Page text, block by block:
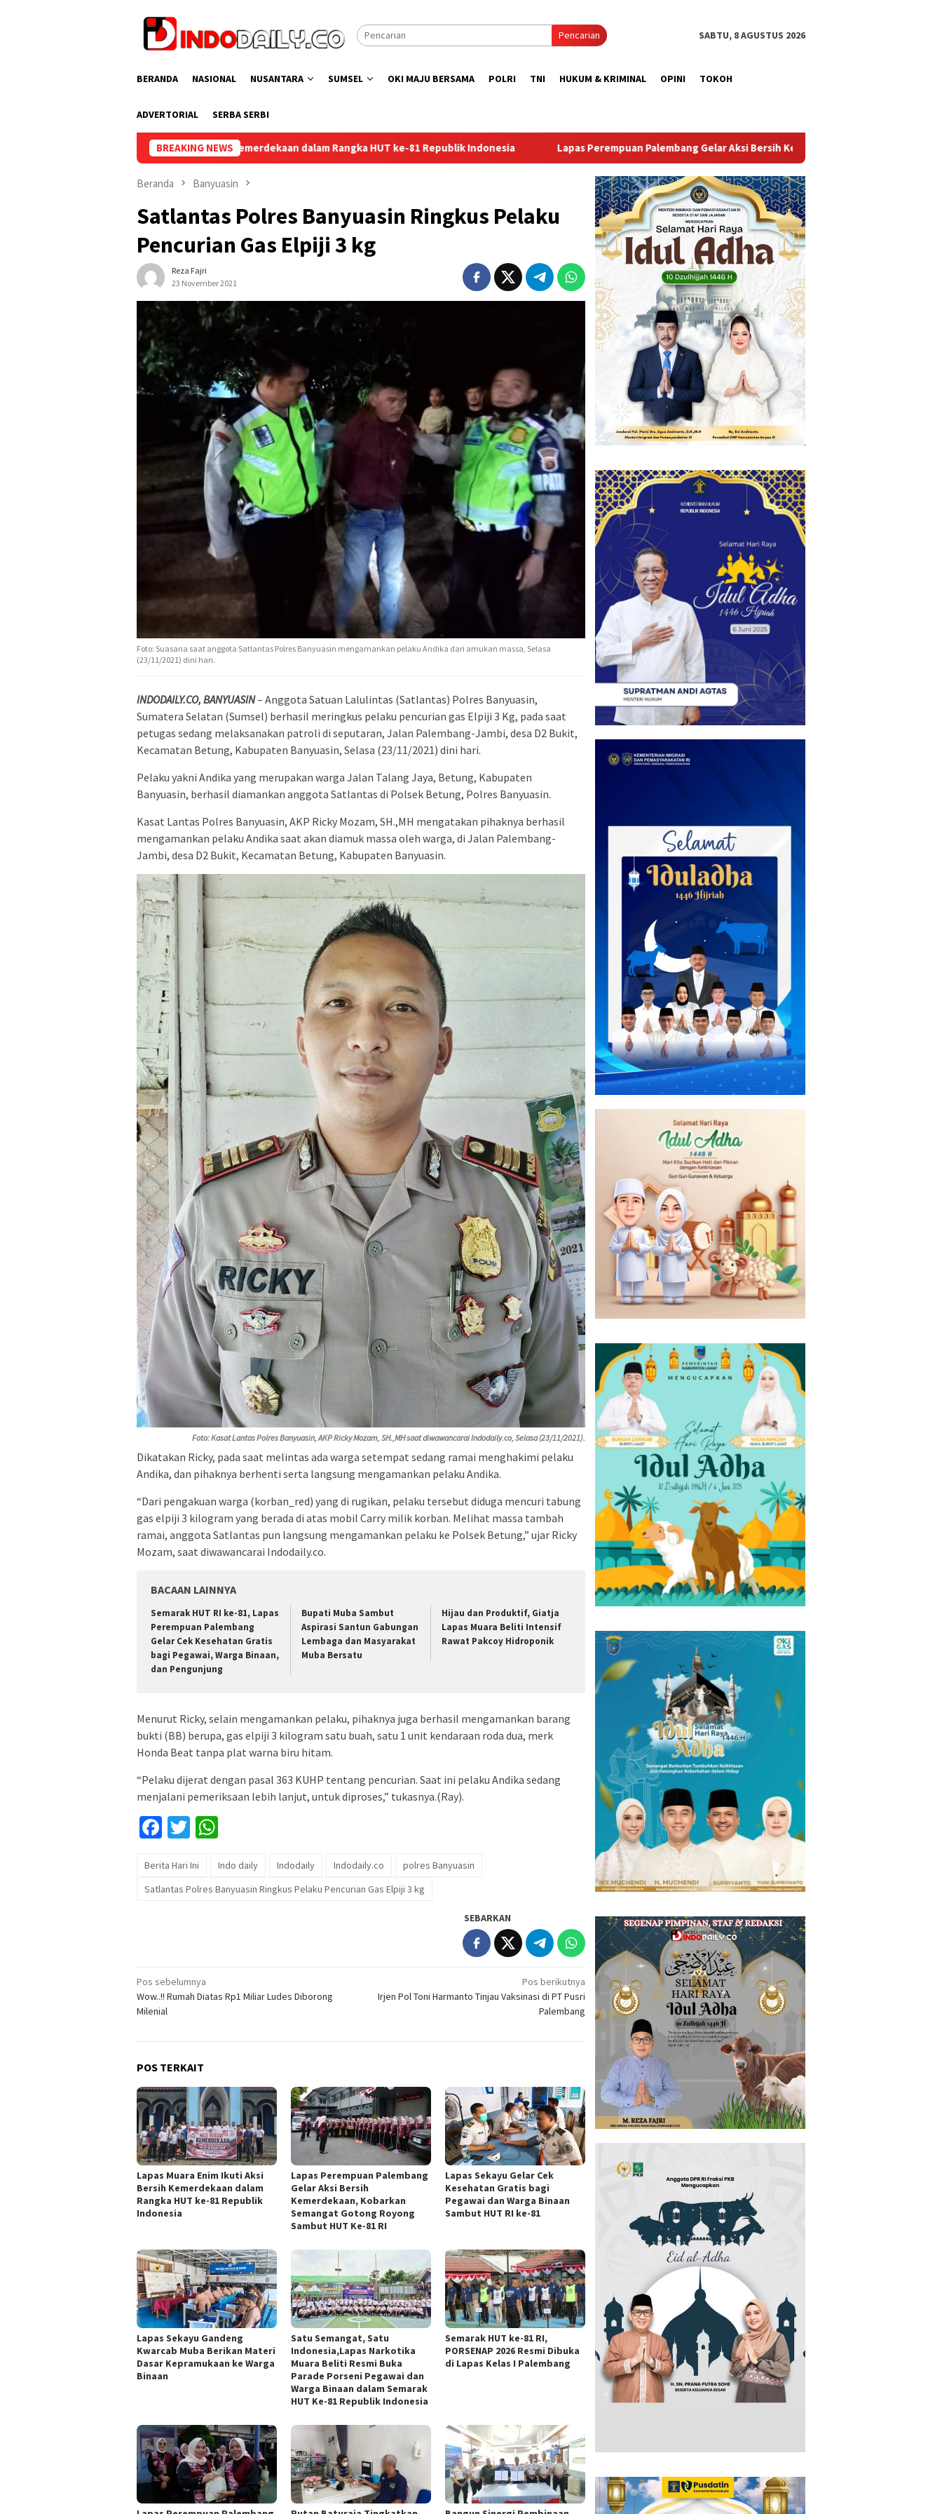
Pencarian SABTU, 8 AGUSTUS 2026
BERANDA NASIONAL NUSANTARA SUMSEL OKI MAJU BERSAMA POLRI TNI HUKUM & KRIMINAL OPINI TOKOH
ADVERTORIAL SERBA SERBI
BREAKING NEWS
Bersih Kemerdekaan dalam Rangka HUT ke-81 Republik Indonesia Lapas Perempuan Palembang Gelar Aksi Bersih Kemerdekaan, Kobarkan Semangat Gotong Royong Sambut HUT Ke-
Beranda Banyuasin
Satlantas Polres Banyuasin Ringkus Pelaku
Pencurian Gas Elpiji 3 kg
Reza Fajri
23 November 2021
Foto: Suasana saat anggota Satlantas Polres Banyuasin mengamankan pelaku Andika dari amukan massa, Selasa
(23/11/2021) dini hari.
INDODAILY.CO, BANYUASIN– Anggota Satuan Lalulintas (Satlantas) Polres Banyuasin,
Sumatera Selatan (Sumsel) berhasil meringkus pelaku pencurian gas Elpiji 3 Kg, pada saat
petugas sedang melaksanakan patroli di seputaran, Jalan Palembang-Jambi, desa D2 Bukit,
Kecamatan Betung, Kabupaten Banyuasin, Selasa (23/11/2021) dini hari.
Pelaku yakni Andika yang merupakan warga Jalan Talang Jaya, Betung, Kabupaten
Banyuasin, berhasil diamankan anggota Satlantas di Polsek Betung, Polres Banyuasin.
Kasat Lantas Polres Banyuasin, AKP Ricky Mozam, SH.,MH mengatakan pihaknya berhasil
mengamankan pelaku Andika saat akan diamuk massa oleh warga, di Jalan Palembang-
Jambi, desa D2 Bukit, Kecamatan Betung, Kabupaten Banyuasin.
Foto: Kasat Lantas Polres Banyuasin, AKP Ricky Mozam, SH.,MH saat diwawancarai Indodaily.co, Selasa (23/11/2021).
Dikatakan Ricky, pada saat melintas ada warga setempat sedang ramai menghakimi pelaku
Andika, dan pihaknya berhenti serta langsung mengamankan pelaku Andika.
“Dari pengakuan warga (korban_red) yang di rugikan, pelaku tersebut diduga mencuri tabung
gas elpiji 3 kilogram yang berada di atas mobil Carry milik korban. Melihat massa tambah
ramai, anggota Satlantas pun langsung mengamankan pelaku ke Polsek Betung,” ujar Ricky
Mozam, saat diwawancarai Indodaily.co.
BACAAN LAINNYA
Semarak HUT RI ke-81, Lapas
Perempuan Palembang
Gelar Cek Kesehatan Gratis
bagi Pegawai, Warga Binaan,
dan Pengunjung
Bupati Muba Sambut
Aspirasi Santun Gabungan
Lembaga dan Masyarakat
Muba Bersatu
Hijau dan Produktif, Giatja
Lapas Muara Beliti Intensif
Rawat Pakcoy Hidroponik
Menurut Ricky, selain mengamankan pelaku, pihaknya juga berhasil mengamankan barang
bukti (BB) berupa, gas elpiji 3 kilogram satu buah, satu 1 unit kendaraan roda dua, merk
Honda Beat tanpa plat warna biru hitam.
“Pelaku dijerat dengan pasal 363 KUHP tentang pencurian. Saat ini pelaku Andika sedang
menjalani pemeriksaan lebih lanjut, untuk diproses,” tukasnya.(Ray).
Facebook
Twitter
Berita Hari Ini Indo daily Indodaily Indodaily.co
polres Banyuasin
Satlantas Polres Banyuasin Ringkus Pelaku Pencurian Gas Elpiji 3 kg
SEBARKAN
Navigasi
pos
Pos sebelumnya
Wow..!! Rumah Diatas Rp1 Miliar Ludes Diborong
Milenial
Pos berikutnya
Irjen Pol Toni Harmanto Tinjau Vaksinasi di PT Pusri
Palembang
POS TERKAIT
Lapas Muara Enim Ikuti Aksi
Bersih Kemerdekaan dalam
Rangka HUT ke-81 Republik
Indonesia
Lapas Perempuan Palembang
Gelar Aksi Bersih
Kemerdekaan, Kobarkan
Semangat Gotong Royong
Sambut HUT Ke-81 RI
Lapas Sekayu Gelar Cek
Kesehatan Gratis bagi
Pegawai dan Warga Binaan
Sambut HUT RI ke-81
Lapas Sekayu Gandeng
Kwarcab Muba Berikan Materi
Dasar Kepramukaan ke Warga
Binaan
Satu Semangat, Satu
Indonesia,Lapas Narkotika
Muara Beliti Resmi Buka
Parade Porseni Pegawai dan
Warga Binaan dalam Semarak
HUT Ke-81 Republik Indonesia
Semarak HUT ke-81 RI,
PORSENAP 2026 Resmi Dibuka
di Lapas Kelas I Palembang